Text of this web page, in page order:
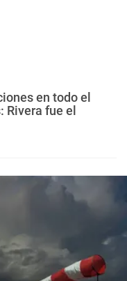
en todo el
Rivera fue el